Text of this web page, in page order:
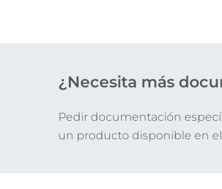
¿Necesita más
Pedir documentación
un producto disponible en